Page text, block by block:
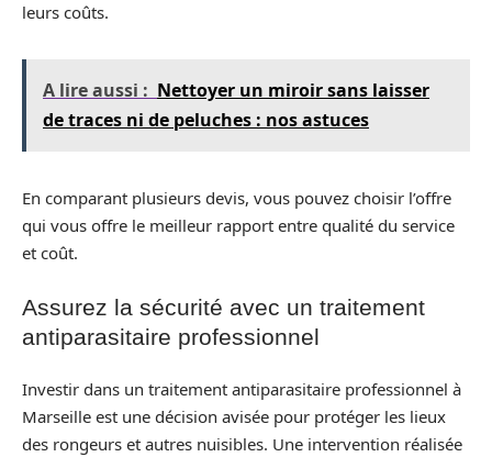
leurs coûts.
A lire aussi : Nettoyer un miroir sans laisser
de traces ni de peluches : nos astuces
En comparant plusieurs devis, vous pouvez choisir l’offre
qui vous offre le meilleur rapport entre qualité du service
et coût.
Assurez la sécurité avec un traitement
antiparasitaire professionnel
Investir dans un traitement antiparasitaire professionnel à
Marseille est une décision avisée pour protéger les lieux
des rongeurs et autres nuisibles. Une intervention réalisée